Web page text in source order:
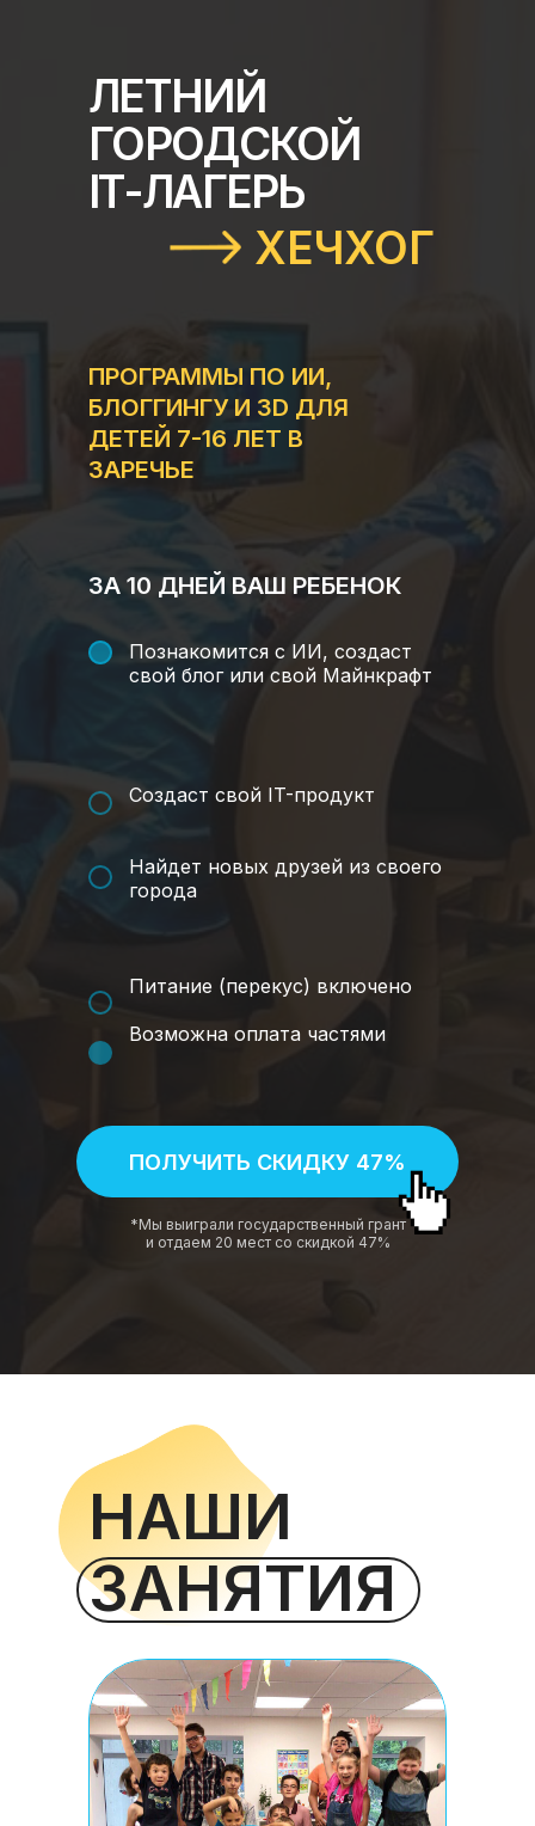
ХЕЧХОГ
ЛЕТНИЙ
ГОРОДСКОЙ
IT-ЛАГЕРЬ
ПРОГРАММЫ ПО ИИ,
БЛОГГИНГУ И 3D ДЛЯ
ДЕТЕЙ 7-16 ЛЕТ В
ЗАРЕЧЬЕ
Познакомится с ИИ, создаст
свой блог или свой Майнкрафт
Создаст свой IT-продукт
Найдет новых друзей из своего
города
Питание (перекус) включено
Возможна оплата частями
ПОЛУЧИТЬ СКИДКУ 47%
ЗА 10 ДНЕЙ ВАШ РЕБЕНОК
*Мы выиграли государственный грант
и отдаем 20 мест со скидкой 47%
НАШИ
ЗАНЯТИЯ